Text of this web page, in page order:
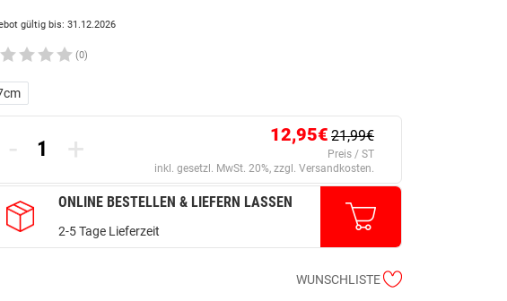
gültig bis: 31.12.2026
(0)
- + 12,95€ 21,99€
Preis / ST
inkl. gesetzl. MwSt. 20%, zzgl. Versandkosten.
ONLINE BESTELLEN & LIEFERN LASSEN
2-5 Tage Lieferzeit
WUNSCHLISTE